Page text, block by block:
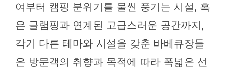
여부터 캠핑 분위기를 물씬 풍기는 시설, 혹
은 글램핑과 연계된 고급스러운 공간까지,
각기 다른 테마와 시설을 갖춘 바베큐장들
은 방문객의 취향과 목적에 따라 폭넓은 선